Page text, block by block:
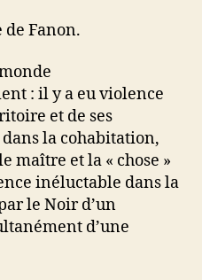
Fanon.
: il y a eu violence
et de ses
la cohabitation,
maître et la « chose »
inéluctable dans la
le Noir d’un
d’une